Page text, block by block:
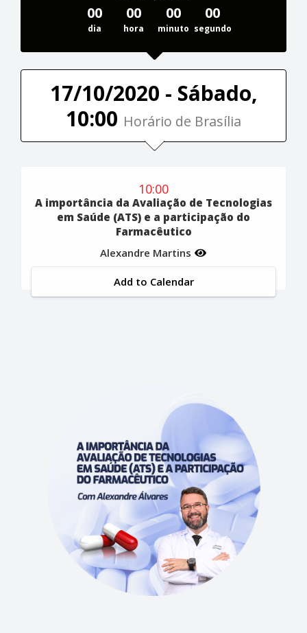
00
dia
00
hora
00
minuto
00
segundo
17/10/2020 - Sábado,
10:00 Horário de Brasília
10:00
A importância da Avaliação de Tecnologias
em Saúde (ATS) e a participação do
Farmacêutico
Alexandre Martins
Add to Calendar